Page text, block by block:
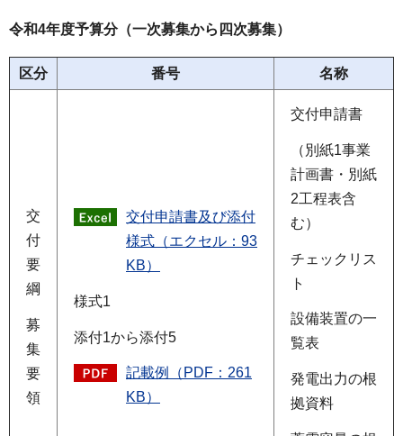
令和4年度予算分（一次募集から四次募集）
区分 番号 名称
交
付
要
綱
募
集
要
領
交付申請書及び添付
様式（エクセル：93
KB）
様式1
添付1から添付5
記載例（PDF：261
KB）
交付申請書
（別紙1事業
計画書・別紙
2工程表含
む）
チェックリス
ト
設備装置の一
覧表
発電出力の根
拠資料